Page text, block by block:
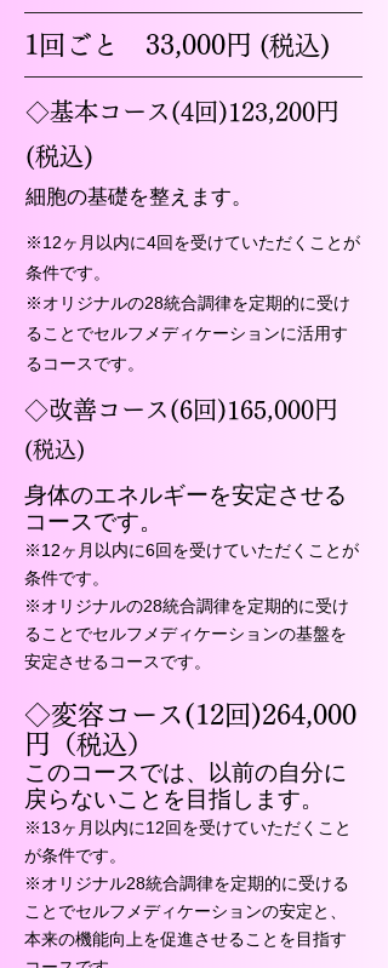
1回ごと 33,000円 (税込)
◇基本コース(4回)123,200 円
(税込)
細胞の基礎を整えます。
※12ヶ月以内に4回を受けていただくことが
条件です。
※オリジナルの28統合調律を定期的に受け
ることでセルフメディケーションに活用す
るコースです。
◇改善コース(6回)165,000円
(税込)
身体のエネルギーを安定させる
コースです。
※12ヶ月以内に6回を受けていただくことが
条件です。
※オリ ジナルの28統合調律を定期的に受け
ることでセルフメディケーションの基盤を
安定させるコースです。
​◇変容コース(1 2回)264,000
円
（税込）
このコースでは、以前の自分に
戻らないことを目指します。
※13ヶ月以内に12回を受けていただくこと
が条件です。
※オリジナル28統合調律を定期的に受ける
ことでセルフメディケーションの安定と、
本来の機能向上を促進させることを目指す